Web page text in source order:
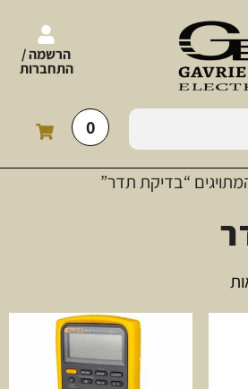
הרשמה /
התחברות
0
“בדיקת תדר”